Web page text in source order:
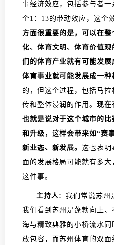
事经济效应，包括参与者
个1：13的带动效应，这个
方面很重要的是，可以在
化、体育文明、体育价值
们的体育产业就有可能发
体育事业就可能发展成一种
的，但这个过程，包括马
传和整体浸润的作用。 现在
也就是说对于这个城市的比
和升级，这样会带来如“赛
新业态、新发展。 这也表明
面的发展格局可能就有多
这件事。
主持人 ：我们常说苏州
我们看到苏州是蓬勃向上
海与精致典雅的小桥流水
放包容，而苏州体育的双